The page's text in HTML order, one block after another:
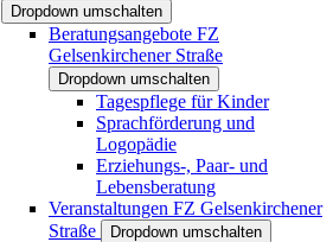
Dropdown umschalten
Beratungsangebote FZ
Gelsenkirchener Straße
Dropdown umschalten
Tagespflege für Kinder
Sprachförderung und
Logopädie
Erziehungs-, Paar- und
Lebensberatung
Veranstaltungen FZ Gelsenkirchener
Straße
Dropdown umschalten